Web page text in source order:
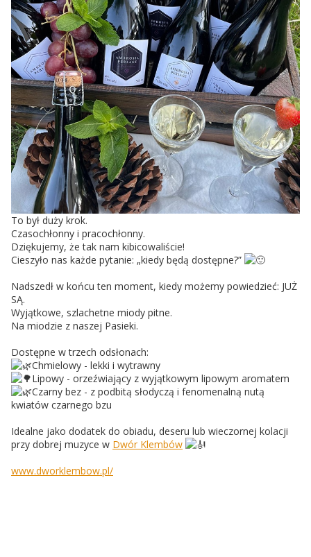
To był duży krok.
Czasochłonny i pracochłonny.
Dziękujemy, że tak nam kibicowaliście!
Cieszyło nas każde pytanie: „kiedy będą dostępne?”
Nadszedł w końcu ten moment, kiedy możemy powiedzieć: JUŻ
SĄ.
Wyjątkowe, szlachetne miody pitne.
Na miodzie z naszej Pasieki.
Dostępne w trzech odsłonach:
Chmielowy - lekki i wytrawny
Lipowy - orzeźwiający z wyjątkowym lipowym aromatem
Czarny bez - z podbitą słodyczą i fenomenalną nutą
kwiatów czarnego bzu
Idealne jako dodatek do obiadu, deseru lub wieczornej kolacji
przy dobrej muzyce w Dwór Klembów
www.dworklembow.pl/